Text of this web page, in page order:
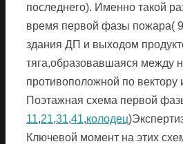
последнего). Именно такой
время первой фазы пожара( 9
здания ДП и выходом
тяга,образовавшаяся между
противоположной по вектору
Поэтажная схема первой
11,21,31,41,колодец
Ключевой момент на этих